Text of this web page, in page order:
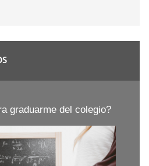
graduarme del colegio?